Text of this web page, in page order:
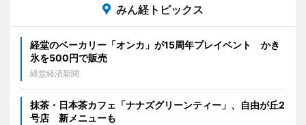
みん経トピックス
経堂のベーカリー「オンカ」が15周年プレイベント かき
氷を500円で販売
経堂経済新聞
抹茶・日本茶カフェ「ナナズグリーンティー」、自由が丘2
号店 新メニューも